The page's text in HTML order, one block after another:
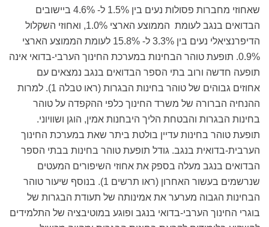
שאחוזי מחברות פסולות נעים בין 1.5% ל- 4.6% ביישובים
הבדואים בנגב לעומת הממוצע הארצי 1.0%, ואחוזי השקלול
הדיפרנציאלי נעים בין 3.3% ל- 15.8% לעומת הממוצע הארצי
0.9%. תופעת טוהר הבחינות במערכת החינוך הערבי-בדואי אינה
תופעה חדשה ורוב בתי הספר הבדואים בנגב נמצאים עם
אחוזים גבוהים של טוהר בחינות הבגרות (ראו טבלה 1). למרות
ההנחיה הברורה של משרד החינוך כלפי ההקפדה על טוהר
בחינות הבגרות והבטחת הליך היבחנות אמין, הוגן ושוויוני.
תופעת טוהר בחינות עדיין בולטת ביתר שאת במערכת החינוך
הערבית-בדואית בנגב. גודל תופעת טוהר בחינות בבתי הספר
הבדואים בנגב מעלה בספק את אחוזי השיפורים המעטים
שנרשמים בעשור האחרון (ראו תרשים 1). בנוסף שיעור טוהר
הבחינות הגבוה מערער את אמינותה של תעודת הבגרות של
בוגרי החינוך הערבי-בדואי בנגב ופוגע במוטיבציה של התלמידים